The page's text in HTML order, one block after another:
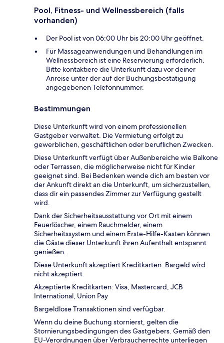
Pool, Fitness- und Wellnessbereich (falls
vorhanden)
Der Pool ist von 06:00 Uhr bis 20:00 Uhr geöffnet.
Für Massageanwendungen und Behandlungen im
Wellnessbereich ist eine Reservierung erforderlich.
Bitte kontaktiere die Unterkunft dazu vor deiner
Anreise unter der auf der Buchungsbestätigung
angegebenen Telefonnummer.
Bestimmungen
Diese Unterkunft wird von einem professionellen
Gastgeber verwaltet. Die Vermietung erfolgt zu
gewerblichen, geschäftlichen oder beruflichen Zwecken.
Diese Unterkunft verfügt über Außenbereiche wie Balkone
oder Terrassen, die möglicherweise nicht für Kinder
geeignet sind. Bei Bedenken wende dich am besten vor
der Ankunft direkt an die Unterkunft, um sicherzustellen,
dass dir ein passendes Zimmer zur Verfügung gestellt
wird.
Dank der Sicherheitsausstattung vor Ort mit einem
Feuerlöscher, einem Rauchmelder, einem
Sicherheitssystem und einem Erste-Hilfe-Kasten können
die Gäste dieser Unterkunft ihren Aufenthalt entspannt
genießen.
Diese Unterkunft akzeptiert Kreditkarten. Bargeld wird
nicht akzeptiert.
Akzeptierte Kreditkarten: Visa, Mastercard, JCB
International, Union Pay
Bargeldlose Transaktionen sind verfügbar.
Wenn du deine Buchung stornierst, gelten die
Stornierungsbedingungen des Gastgebers. Gemäß den
EU-Verordnungen über Verbraucherrechte unterliegen